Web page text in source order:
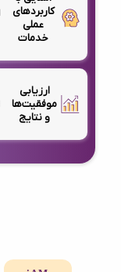
کاربردهای
عملی
خدمات
ارزیابی
موفقیت‌ها
و نتایج